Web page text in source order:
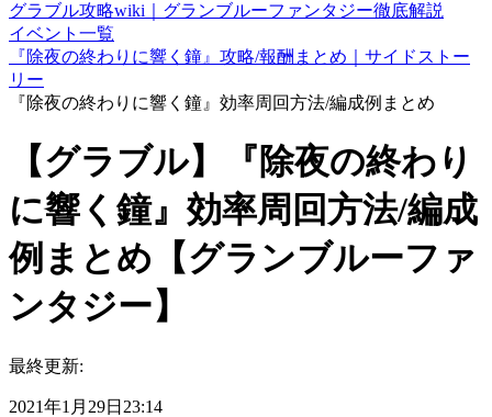
グラブル攻略wiki｜グランブルーファンタジー徹底解説
イベント一覧
『除夜の終わりに響く鐘』攻略/報酬まとめ｜サイドストー
リー
『除夜の終わりに響く鐘』効率周回方法/編成例まとめ
【グラブル】『除夜の終わり
に響く鐘』効率周回方法/編成
例まとめ【グランブルーファ
ンタジー】
最終更新:
2021年1月29日23:14